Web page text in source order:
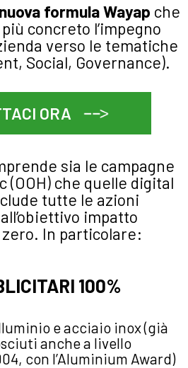
formula Wayap che
concreto l’impegno
verso le tematiche
Social, Governance).
ORA
sia le campagne
(OOH) che quelle digital
tutte le azioni
impatto
In particolare:
100%
e acciaio inox (già
anche a livello
con l’Aluminium Award)